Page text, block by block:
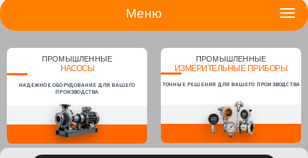
Меню
ПРОМЫШЛЕННЫЕ
НАСОСЫ
НАДЕЖНОЕ ОБОРУДОВАНИЕ ДЛЯ ВАШЕГО
ПРОИЗВОДСТВА
ПРОМЫШЛЕННЫЕ
ИЗМЕРИТЕЛЬНЫЕ ПРИБОРЫ
ТОЧНЫЕ РЕШЕНИЯ ДЛЯ ВАШЕГО ПРОИЗВОДСТВА